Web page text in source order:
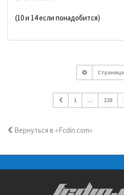
(10 и 14 если понадобится)
Страница
1 … 228
Вернуться в «Fcdin.com»